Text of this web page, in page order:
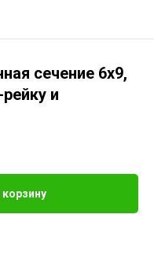
сечение 6х9,
и
корзину